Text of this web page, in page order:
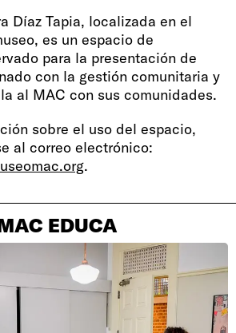
Díaz Tapia, localizada en el
es un espacio de
para la presentación de
con la gestión comunitaria y
al MAC con sus comunidades.
sobre el uso del espacio,
al correo electrónico:
.
EDUCA